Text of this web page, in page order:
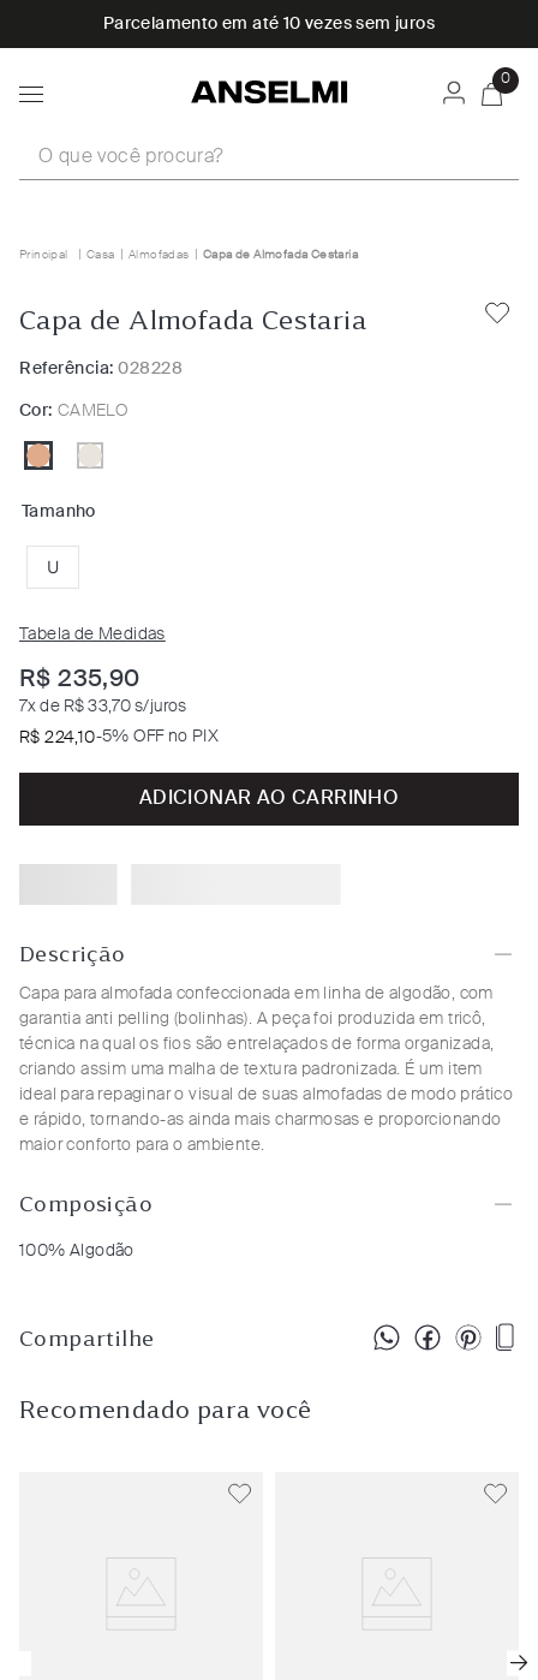
Parcelamento em até 10 vezes sem juros
0
Casa Almofadas Capa de Almofada Cestaria
Capa de Almofada Cestaria
Referência: 028228
Cor: CAMELO
Tamanho
U
Tabela de Medidas
R$ 235,90
7x de R$ 33,70 s/juros
R$ 224,10-5% OFF no PIX
ADICIONAR AO CARRINHO
Descrição
Capa para almofada confeccionada em linha de algodão, com
garantia anti pelling (bolinhas). A peça foi produzida em tricô,
técnica na qual os fios são entrelaçados de forma organizada,
criando assim uma malha de textura padronizada. É um item
ideal para repaginar o visual de suas almofadas de modo prático
e rápido, tornando-as ainda mais charmosas e proporcionando
maior conforto para o ambiente.
Composição
100% Algodão
Compartilhe
Recomendado para você